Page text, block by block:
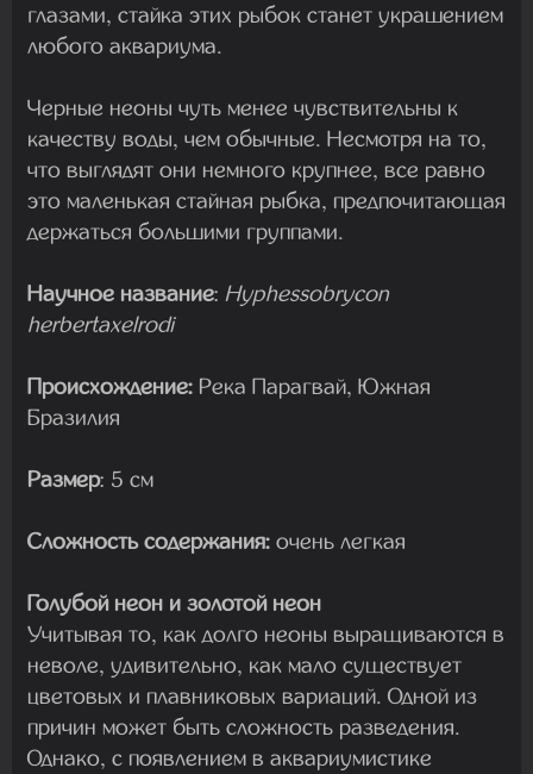
глазами, стайка этих рыбок станет украшением
любого аквариума.
Черные неоны чуть менее чувствительны к
качеству воды, чем обычные. Несмотря на то,
что выглядят они немного крупнее, все равно
это маленькая стайная рыбка, предпочитающая
держаться большими группами.
Научное название: Hyphessobrycon
herbertaxelrodi
Происхождение: Река Парагвай, Южная
Бразилия
Размер: 5 см
Сложность содержания: очень легкая
Голубой неон и золотой неон
Учитывая то, как долго неоны выращиваются в
неволе, удивительно, как мало существует
цветовых и плавниковых вариаций. Одной из
причин может быть сложность разведения.
Однако, с появлением в аквариумистике